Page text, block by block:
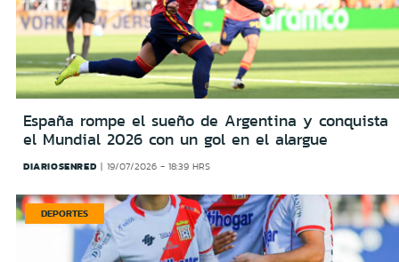
España rompe el sueño de Argentina y conquista
el Mundial 2026 con un gol en el alargue
DIARIOSENRED 19/07/2026 - 18:39 HRS
DEPORTES